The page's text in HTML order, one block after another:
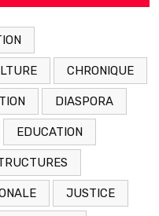
CHRONIQUE
DIASPORA
EDUCATION
JUSTICE